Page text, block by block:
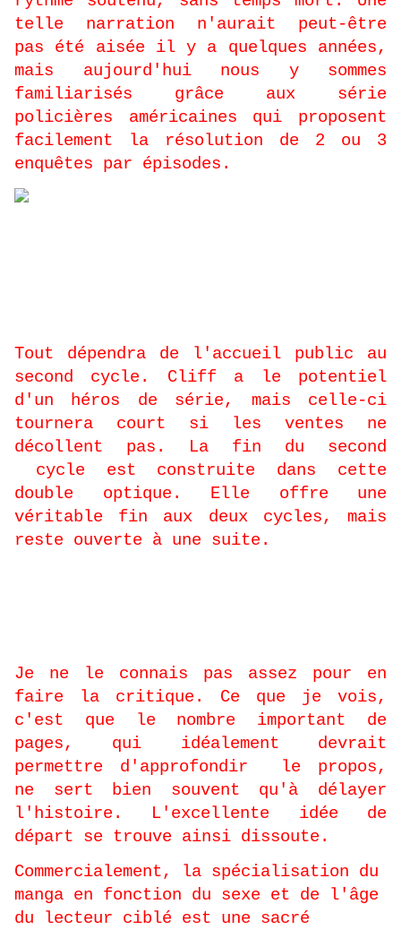
telle narration n'aurait peut-être
pas été aisée il y a quelques années,
mais aujourd'hui nous y sommes
familiarisés grâce aux série
policières américaines qui proposent
facilement la résolution de 2 ou 3
enquêtes par épisodes.
Tout dépendra de l'accueil public au
second cycle. Cliff a le potentiel
d'un héros de série, mais celle-ci
tournera court si les ventes ne
décollent pas. La fin du second
cycle est construite dans cette
double optique. Elle offre une
véritable fin aux deux cycles, mais
reste ouverte à une suite.
Je ne le connais pas assez pour en
faire la critique. Ce que je vois,
c'est que le nombre important de
pages, qui idéalement devrait
permettre d'approfondir
le propos,
ne sert bien souvent qu'à délayer
l'histoire. L'excellente idée de
départ se trouve ainsi dissoute.
Commercialement, la spécialisation du
manga en fonction du sexe et de l'âge
du lecteur ciblé est une sacré